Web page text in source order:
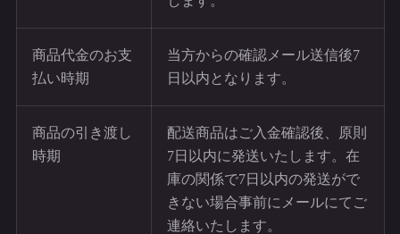
商品代金のお支
払い時期
当方からの確認メール送信後7
日以内となります。
商品の引き渡し
時期
配送商品はご入金確認後、原則
7日以内に発送いたします。在
庫の関係で7日以内の発送がで
きない場合事前にメールにてご
連絡いたします。